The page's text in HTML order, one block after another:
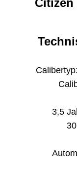
Citizen
3,5